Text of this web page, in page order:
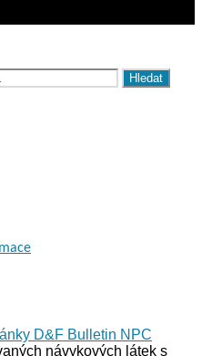
D&F Bulletin NPC
návykových látek s